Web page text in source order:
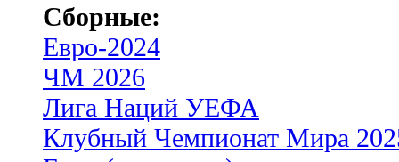
Сборные:
Евро-2024
ЧМ 2026
Лига Наций УЕФА
Клубный Чемпионат Мира